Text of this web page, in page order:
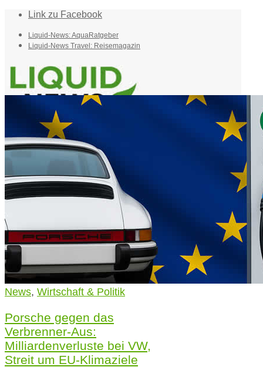
Link zu Facebook
Liquid-News: AquaRatgeber
Liquid-News Travel: Reisemagazin
Home
Suche
Menü Menü
News, Wirtschaft & Politik
Porsche gegen das
Verbrenner-Aus:
Milliardenverluste bei VW,
Streit um EU-Klimaziele